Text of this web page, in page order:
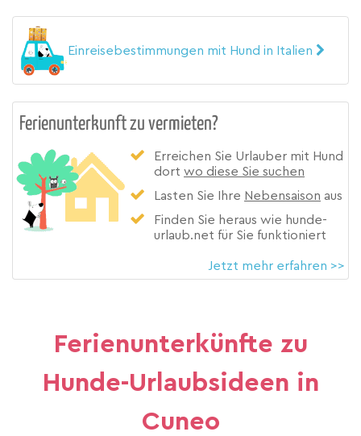
Einreisebestimmungen mit Hund in Italien
Ferienunterkunft zu vermieten?
Erreichen Sie Urlauber mit Hund
dort wo diese Sie suchen
Lasten Sie Ihre Nebensaison aus
Finden Sie heraus wie hunde-
urlaub.net für Sie funktioniert
Jetzt mehr erfahren >>
Ferienunterkünfte zu
Hunde-Urlaubsideen in
Cuneo